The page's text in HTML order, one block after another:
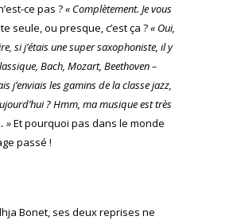
ce pas ?« Complètement. Je vous
seule, ou presque, c’est ça ?« Oui,
si j’étais une super saxophoniste, il y
Bach, Mozart, Beethoven –
j’enviais les gamins de la classe jazz,
? Hmm, ma musique est très
»Et pourquoi pas dans le monde
passé !
Bonet, ses deux reprises ne